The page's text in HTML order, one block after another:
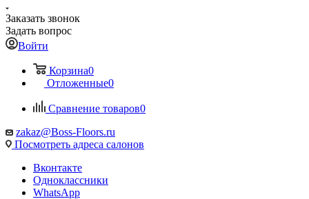
Заказать звонок
Задать вопрос
Войти
Корзина0
Отложенные0
Сравнение товаров0
zakaz@Boss-Floors.ru
Посмотреть адреса салонов
Вконтакте
Одноклассники
WhatsApp